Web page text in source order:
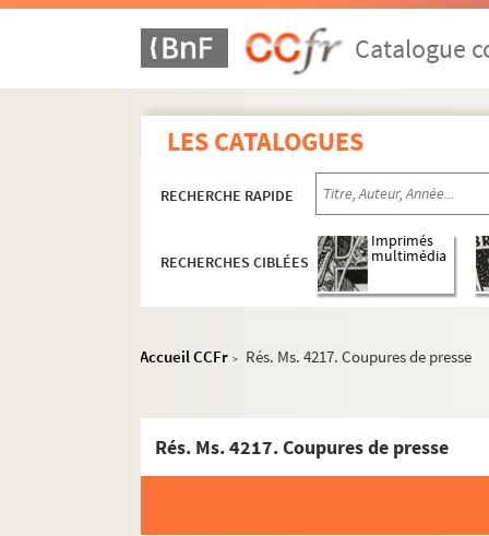
Catalogue
LES CATALOGUES
RECHERCHE RAPIDE
RECHERCHES CIBLÉES
Imprimés
multimédia
Accueil CCFr > Rés. Ms. 4217. Coupures de presse
Rés. Ms. 4217. Coupures de presse